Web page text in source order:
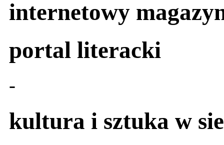
internetowy
portal literacki
-
kultura i sztuka w